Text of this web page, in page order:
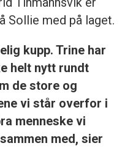
Sollie med på laget.
kupp. Trine har
helt nytt rundt
de store og
vi står overfor i
menneske vi
med, sier